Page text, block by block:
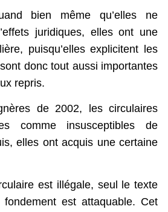
bien même qu’elles ne
juridiques, elles ont une
puisqu’elles explicitent les
donc tout aussi importantes
repris.
de 2002, les circulaires
comme insusceptibles de
elles ont acquis une certaine
est illégale, seul le texte
est attaquable. Cet